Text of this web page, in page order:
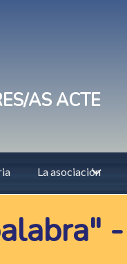
AS ACTE
La asociación
-